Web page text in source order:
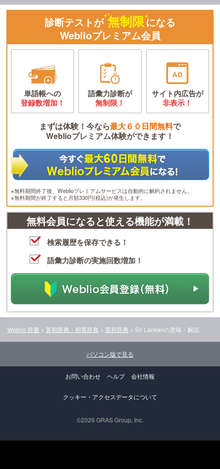
診断テストが 無制限になる
Weblioプレミアム会員
単語帳への
登録数増加！
語彙力診断が
無制限！
サイト内広告が
非表示！
まずは体験！今なら最大６０日間無料で
Weblioプレミアム体験ができます！
※無料期間終了後、Weblioプレミアムサービスは自動的に解約されません。
※無料期間が終了すると月額330円(税込)が発生します。
無料会員になると使える機能が満載！
検索履歴を保存できる！
語彙力診断の実施回数増加！
Weblio 辞書 > 英和辞典・和英辞典 > 英和辞典 > Sri Lankanの意味・解説
パソコン版で見る
お問い合わせ ヘルプ 会社情報
クッキー・アクセスデータについて
©2026 GRAS Group, Inc.